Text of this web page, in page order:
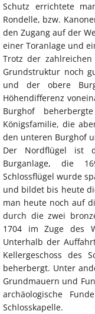
Schutz errichtete
Rondelle, bzw.
den Zugang auf der
einer Toranlage und
Trotz der
Grundstruktur noch
und der obere
Höhendifferenz
Burghof
Königsfamilie, die
den unteren Burghof
Der Nordflügel ist
Burganlage, die
Schlossflügel wurde
und bildet bis heute
man heute noch auf
durch die zwei
1704 im Zuge des
Unterhalb der
Kellergeschoss des
beherbergt. Unter
Grundmauern und
archäologische
Schlosskapelle.